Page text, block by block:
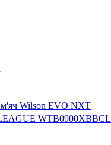
м'яч Wilson EVO NXT
WTB0900XBBCL